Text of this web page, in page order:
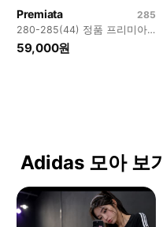
Premiata
285
280-285(44) 정품 프리미아
타 스니커즈
59,000원
Adidas 모아 보기